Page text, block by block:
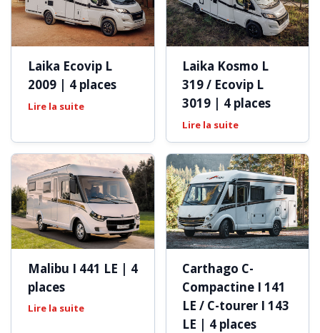
Laika Ecovip L
2009 | 4 places
Lire la suite
Laika Kosmo L
319 / Ecovip L
3019 | 4 places
Lire la suite
Malibu I 441 LE | 4
places
Lire la suite
Carthago C-
Compactine I 141
LE / C-tourer I 143
LE | 4 places